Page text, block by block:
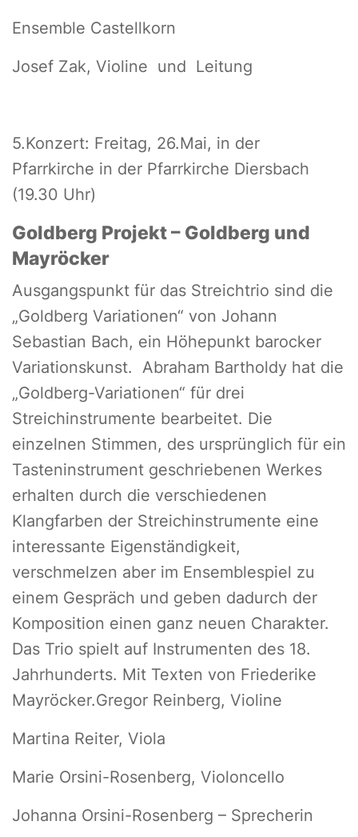
Ensemble Castellkorn
Josef Zak, Violine und Leitung
5.Konzert: Freitag, 26.Mai, in der
Pfarrkirche in der Pfarrkirche Diersbach
(19.30 Uhr)
Goldberg Projekt – Goldberg und
Mayröcker
Ausgangspunkt für das Streichtrio sind die
„Goldberg Variationen“ von Johann
Sebastian Bach, ein Höhepunkt barocker
Variationskunst. Abraham Bartholdy hat die
„Goldberg-Variationen“ für drei
Streichinstrumente bearbeitet. Die
einzelnen Stimmen, des ursprünglich für ein
Tasteninstrument geschriebenen Werkes
erhalten durch die verschiedenen
Klangfarben der Streichinstrumente eine
interessante Eigenständigkeit,
verschmelzen aber im Ensemblespiel zu
einem Gespräch und geben dadurch der
Komposition einen ganz neuen Charakter.
Das Trio spielt auf Instrumenten des 18.
Jahrhunderts. Mit Texten von Friederike
Mayröcker.Gregor Reinberg, Violine
Martina Reiter, Viola
Marie Orsini-Rosenberg, Violoncello
Johanna Orsini-Rosenberg – Sprecherin